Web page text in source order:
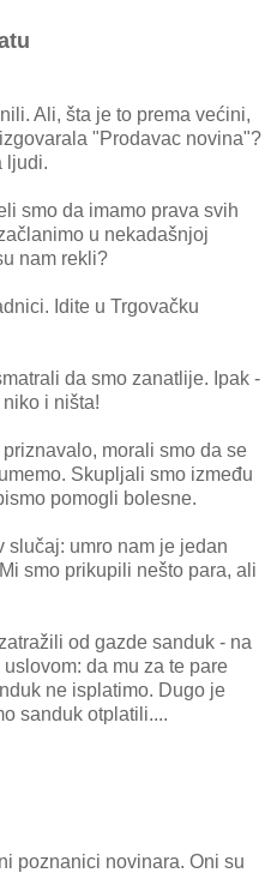
Ali, šta je to prema većini,
"Prodavac novina"?
ljudi.
smo da imamo prava svih
u nekadašnjoj
nam rekli?
Idite u Trgovačku
da smo zanatlije. Ipak -
i ništa!
morali smo da se
Skupljali smo između
pomogli bolesne.
slučaj: umro nam je jedan
smo prikupili nešto para, ali
od gazde sanduk - na
da mu za te pare
ne isplatimo. Dugo je
sanduk otplatili....
poznanici novinara. Oni su